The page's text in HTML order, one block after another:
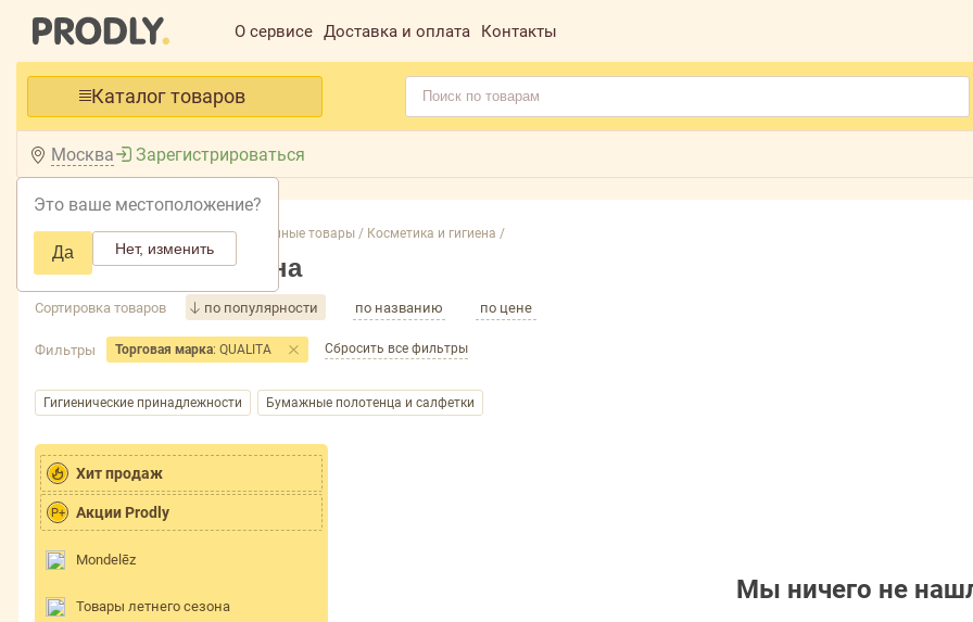
О сервисе Доставка и оплата Контакты
Каталог товаров
Москва
Это ваше местоположение?
Да Нет, изменить
Зарегистрироваться
Главная /Каталог /Непродовольственные товары / Косметика и гигиена /
Косметика и гигиена
Сортировка товаров по популярности по названию по цене
Фильтры Торговая марка: QUALITA Сбросить все фильтры
Гигиенические принадлежности Бумажные полотенца и салфетки
Хит продаж
P+ Акции Prodly
Mondelēz
Товары летнего сезона
Мы ничего не